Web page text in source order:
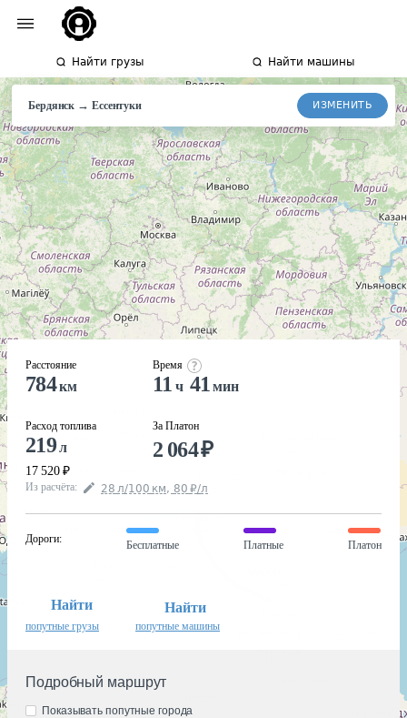
Найти грузы Найти машины
Бердянск → Ессентуки ИЗМЕНИТЬ
Расстояние
784км
Расход топлива
219л
17 520 ₽
Время
11 ч 41 мин
За Платон
2 064₽
Из расчёта: 28 л/100 км, 80 ₽/л
Дороги:
Бесплатные Платные Платон
Найти
попутные грузы
Найти
попутные машины
Подробный маршрут
Показывать попутные города